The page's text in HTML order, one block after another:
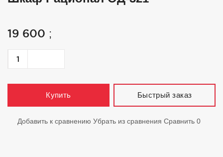
19 600 ;
Купить Быстрый заказ
Добавить к сравнению Убрать из сравнения Сравнить 0